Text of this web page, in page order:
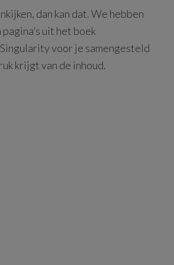
dan kan dat. We hebben
uit het boek
voor je samengesteld
krijgt van de inhoud.